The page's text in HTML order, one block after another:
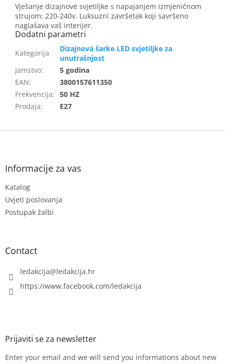
Vješanje dizajnové svjetiljke s napajanjem izmjeničnom
strujom: 220-240v. Luksuzni završetak koji savršeno
naglašava vaš interijer.
Dizajnová šarke LED svjetiljke za
unutrašnjost
Jamstvo:
5 godina
EAN:
3800157611350
Frekvencija: 50 HZ
Prodaja: E27
F
Informacije za vas
Katalog
Uvjeti poslovanja
Postupak žalbi
Contact
ledakcija@ledakcija.hr
https://www.facebook.com/ledakcija
Enter your email and we will send you informations about new